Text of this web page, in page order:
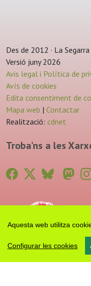
Aquesta web utilitza
Configurar les cookies
Des de 2012 · La
Versió juny 2026
Avis legal i Política de
Avís de cookies
Edita consentiment de
Mapa web | Contactar
Realització: cdnet
Troba'ns a les